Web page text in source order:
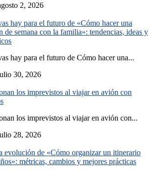
2, 2026
hay para el futuro de «Cómo hacer una
de semana con la familia»: tendencias, ideas y
hay para el futuro de Cómo hacer una...
30, 2026
los imprevistos al viajar en avión con
los imprevistos al viajar en avión con...
28, 2026
evolución de «Cómo organizar un itinerario
métricas, cambios y mejores prácticas